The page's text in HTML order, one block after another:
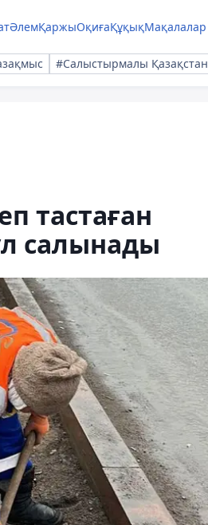
ӘлемҚаржыОқиғаҚұқықМақалалар
#Салыстырмалы Қазақстан
тастаған
салынады